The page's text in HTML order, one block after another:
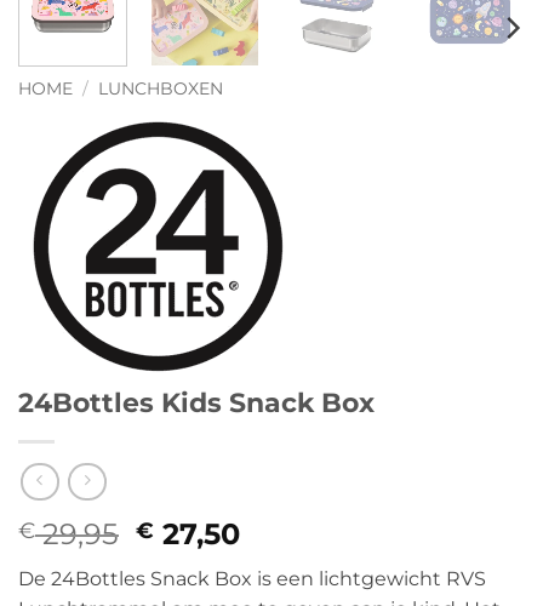
HOME / LUNCHBOXEN
24Bottles Kids Snack Box
€29,95 Oorspronkelijke
prijs
was:
€ 27,50
prijs
is:
De 24Bottles Snack Box is een lichtgewicht RVS